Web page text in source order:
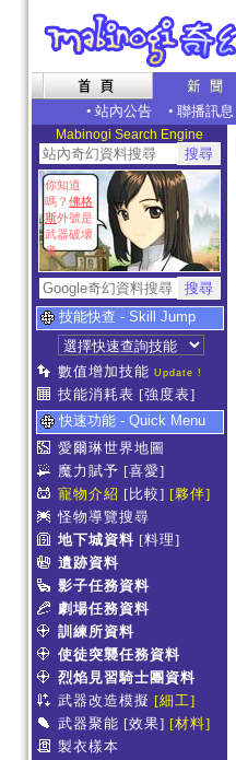
• 站內公告 • 聯播訊息
Mabinogi Search Engine
你知道
嗎？ 佛格
斯外號是
武器破壞
者
技能快查 - Skill Jump
數值增加技能 Update !
技能消耗表 [強度表]
快速功能 - Quick Menu
愛爾琳世界地圖
魔力賦予 [喜愛]
寵物介紹 [比較] [夥伴]
怪物導覽搜尋
地下城資料 [料理]
遺跡資料
影子任務資料
劇場任務資料
訓練所資料
使徒突襲任務資料
烈焰見習騎士團資料
武器改造模擬 [細工]
武器聚能 [效果] [材料]
製衣樣本